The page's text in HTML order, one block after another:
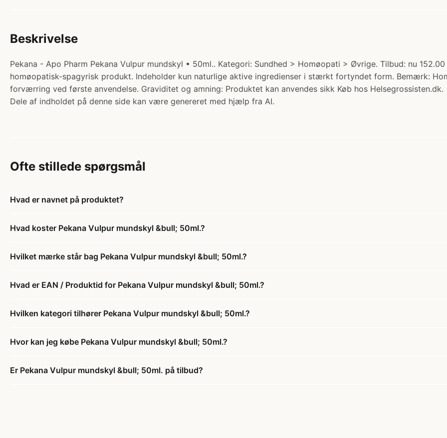
Beskrivelse
Pekana - Apo Pharm Pekana Vulpur mundskyl • 50ml.. Kategori: Sundhed > Homøopati > Øvrige. Tilbud: nu
homøopatisk-spagyrisk produkt. Indeholder kun naturlige aktive ingredienser i stærkt fortyndet form. Bemærk:
forværring ved første anvendelse. Graviditet og amning: Produktet kan anvendes sikk Køb hos Helsegrossisten.dk.
Dele af indholdet på denne side kan være genereret med hjælp fra AI.
Ofte stillede spørgsmål
Hvad er navnet på produktet?
Hvad koster Pekana Vulpur mundskyl &bull; 50ml.?
Hvilket mærke står bag Pekana Vulpur mundskyl &bull; 50ml.?
Hvad er EAN / Produktid for Pekana Vulpur mundskyl &bull; 50ml.?
Hvilken kategori tilhører Pekana Vulpur mundskyl &bull; 50ml.?
Hvor kan jeg købe Pekana Vulpur mundskyl &bull; 50ml.?
Er Pekana Vulpur mundskyl &bull; 50ml. på tilbud?